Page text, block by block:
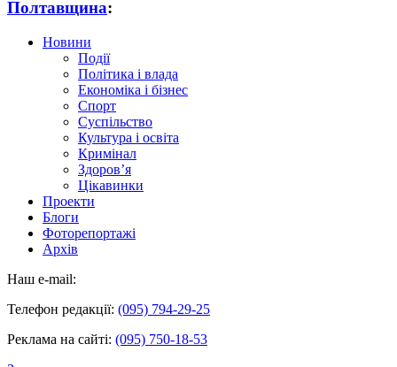
Полтавщина:
Новини
Події
Політика і влада
Економіка і бізнес
Спорт
Суспільство
Культура і освіта
Кримінал
Здоров’я
Цікавинки
Проекти
Блоги
Фоторепортажі
Архів
Наш e-mail:
Телефон редакції: (095) 794-29-25
Реклама на сайті: (095) 750-18-53